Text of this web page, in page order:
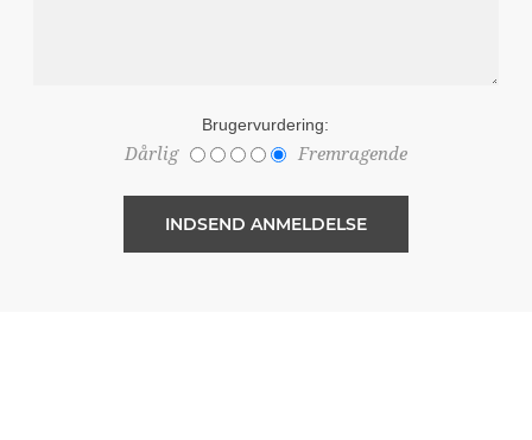
Brugervurdering:
Dårlig Fremragende